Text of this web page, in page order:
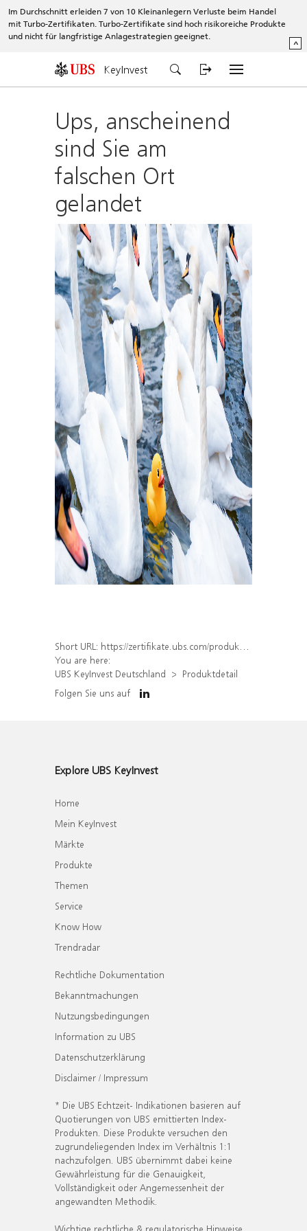
Im Durchschnitt erleiden 7 von 10 Kleinanlegern Verluste beim Handel
mit Turbo-Zertifikaten. Turbo-Zertifikate sind hoch risikoreiche Produkte
und nicht für langfristige Anlagestrategien geeignet.
^
KeyInvest
Ups, anscheinend
sind Sie am
falschen Ort
gelandet
Short URL: https://zertifikate.ubs.com/produkt/detail/index/isin/DE000WA23C11
You are here:
UBS KeyInvest Deutschland
Produktdetail
Folgen Sie uns auf
Explore UBS KeyInvest
Home
Mein KeyInvest
Märkte
Produkte
Themen
Service
Know How
Trendradar
Rechtliche Dokumentation
Bekanntmachungen
Nutzungsbedingungen
Information zu UBS
Datenschutzerklärung
Disclaimer / Impressum
* Die UBS Echtzeit- Indikationen basieren auf
Quotierungen von UBS emittierten Index-
Produkten. Diese Produkte versuchen den
zugrundeliegenden Index im Verhältnis 1:1
nachzufolgen. UBS übernimmt dabei keine
Gewährleistung für die Genauigkeit,
Vollständigkeit oder Angemessenheit der
angewandten Methodik.